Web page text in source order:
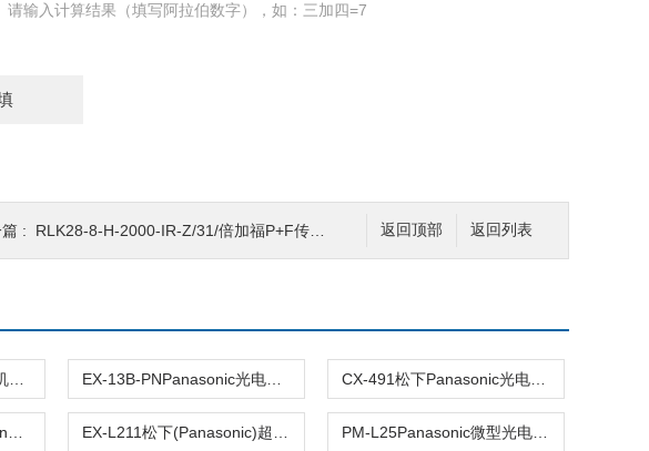
请输入计算结果（填写阿拉伯数字），如：三加四=7
返回列表
返回顶部
: RLK28-8-H-2000-IR-Z/31/倍加福P+F传感器安装连接尺寸